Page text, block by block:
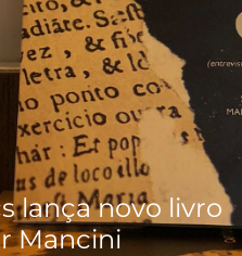
lança novo livro
Mancini